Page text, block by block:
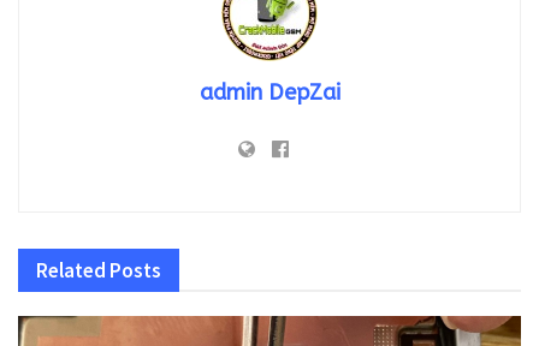
admin DepZai
Related Posts